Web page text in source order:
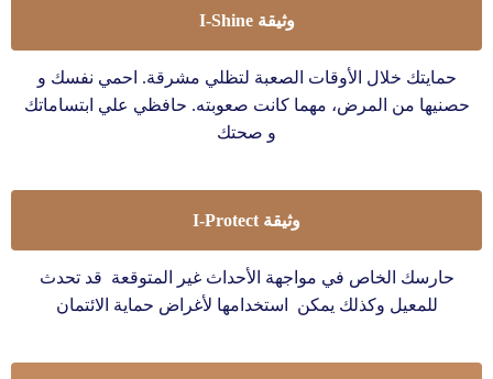
وثيقة I-Shine
حمايتك خلال الأوقات الصعبة لتظلي مشرقة. احمي نفسك و
حصنيها من المرض، مهما كانت صعوبته. حافظي علي ابتساماتك
و صحتك
وثيقة I-Protect
حارسك الخاص في مواجهة الأحداث غير المتوقعة قد تحدث
للمعيل وكذلك يمكن استخدامها لأغراض حماية الائتمان